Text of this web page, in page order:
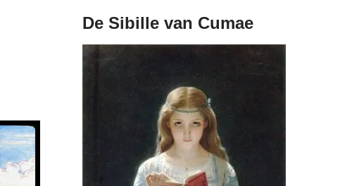
De Sibille van Cumae